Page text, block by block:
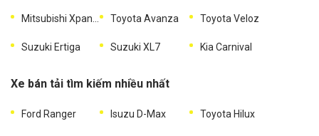
Mitsubishi Xpander Toyota Avanza Toyota Veloz
Suzuki Ertiga Suzuki XL7 Kia Carnival
Xe bán tải tìm kiếm nhiều nhất
Ford Ranger Isuzu D-Max Toyota Hilux